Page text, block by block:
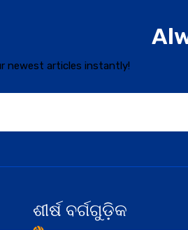
newest articles instantly!
ଶୀର୍ଷ ବର୍ଗଗୁଡ଼ିକ